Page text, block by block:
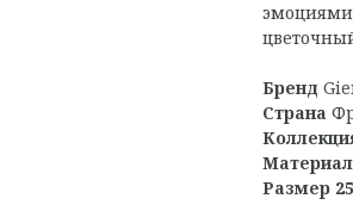
Бренд
Страна
Материал
Размер